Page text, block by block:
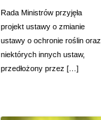
Rada Ministrów przyjęła
projekt ustawy o zmianie
ustawy o ochronie roślin oraz
niektórych innych ustaw,
przedłożony przez […]